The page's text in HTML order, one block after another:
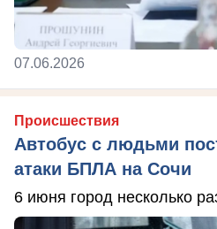
07.06.2026
Происшествия
Автобус с людьми
атаки БПЛА на Сочи
6 июня город несколько